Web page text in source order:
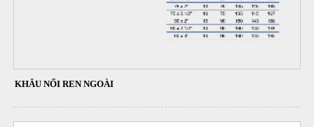
KHÂU NỐI REN NGOÀI